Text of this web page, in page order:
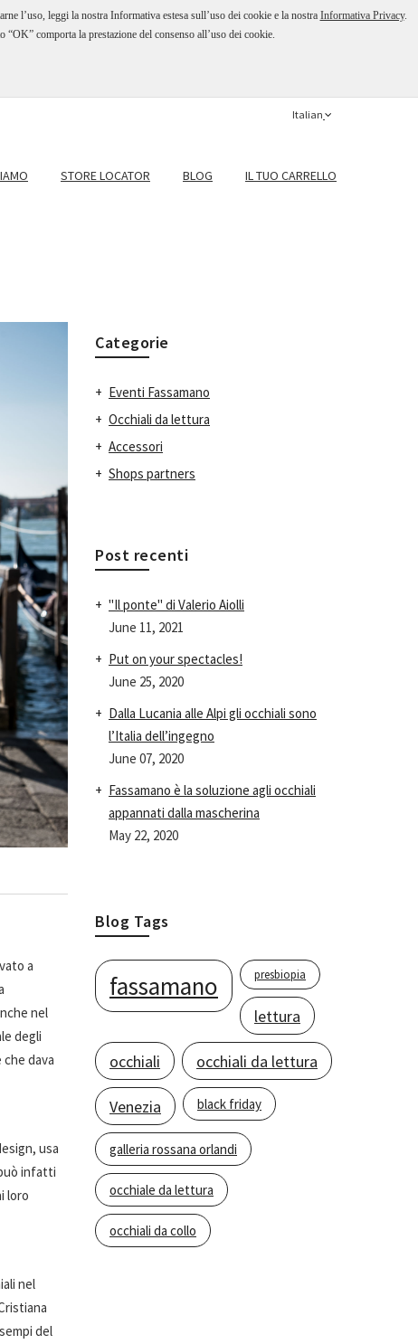
l’uso, leggi la nostra Informativa estesa sull’uso dei cookie e la nostra Informativa Privacy.
“OK” comporta la prestazione del consenso all’uso dei cookie.
Italian
STORE LOCATOR BLOG IL TUO CARRELLO
a
nel
degli
dava
usa
infatti
loro
nel
del
Categorie
Eventi Fassamano
Occhiali da lettura
Accessori
Shops partners
Post recenti
"Il ponte" di Valerio Aiolli
June 11, 2021
Put on your spectacles!
June 25, 2020
Dalla Lucania alle Alpi gli occhiali sono
l’Italia dell’ingegno
June 07, 2020
Fassamano è la soluzione agli occhiali
appannati dalla mascherina
May 22, 2020
Blog Tags
fassamano presbiopia
lettura
occhiali occhiali da lettura
Venezia black friday
galleria rossana orlandi
occhiale da lettura
occhiali da collo